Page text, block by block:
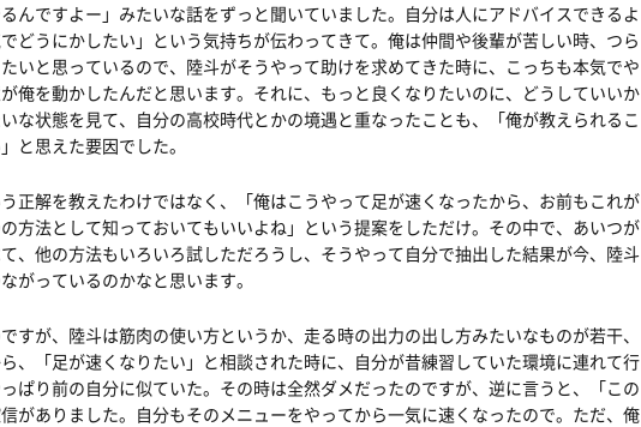
んですよー」みたいな話をずっと聞いていました。自分は人にアドバイスできるよ
どうにかしたい」という気持ちが伝わってきて。俺は仲間や後輩が苦しい時、つら
いと思っているので、陸斗がそうやって助けを求めてきた時に、こっちも本気でや
俺を動かしたんだと思います。それに、もっと良くなりたいのに、どうしていいか
な状態を見て、自分の高校時代とかの境遇と重なったことも、「俺が教えられるこ
と思えた要因でした。
正解を教えたわけではなく、「俺はこうやって足が速くなったから、お前もこれが
方法として知っておいてもいいよね」という提案をしただけ。その中で、あいつが
、他の方法もいろいろ試しただろうし、そうやって自分で抽出した結果が今、陸斗
がっているのかなと思います。
すが、陸斗は筋肉の使い方というか、走る時の出力の出し方みたいなものが若干、
、「足が速くなりたい」と相談された時に、自分が昔練習していた環境に連れて行
ぱり前の自分に似ていた。その時は全然ダメだったのですが、逆に言うと、「この
がありました。自分もそのメニューをやってから一気に速くなったので。ただ、俺